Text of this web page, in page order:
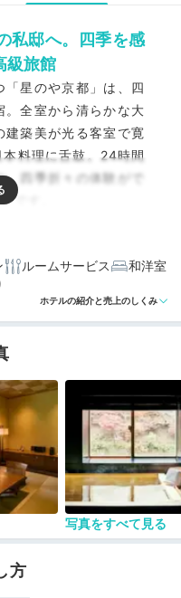
私邸へ。四季を感
級旅館
星のや京都」は、四
全室から清らかな大
築美が光る客室で寛
料理に舌鼓。24時間
四季折々の体験がで
です。
のポイント
に楽しめる「朝鍋朝
の風情溢れるアクティ
コメントあり
ルームサービス
和洋室
ホテルの紹介と売上のしくみ
写真をすべて見る
方